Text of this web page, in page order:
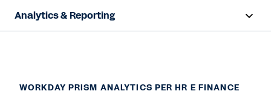
Analytics & Reporting
WORKDAY PRISM ANALYTICS PER HR E FINANCE